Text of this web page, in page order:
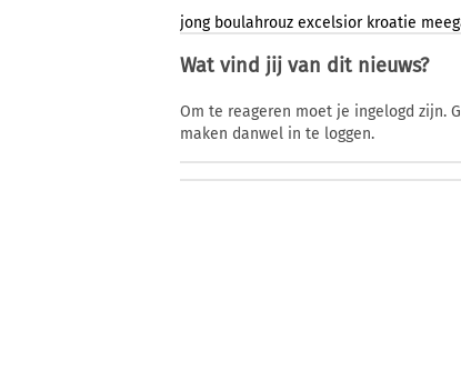
jong boulahrouz excelsior kroatie
Wat vind jij van dit nieuws?
Om te reageren moet je ingelogd zijn.
maken danwel in te loggen.